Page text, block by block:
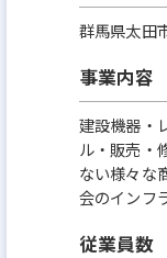
群馬県太田
事業内容
建設機器・
ル・販売・
ない様々な
会のインフ
従業員数